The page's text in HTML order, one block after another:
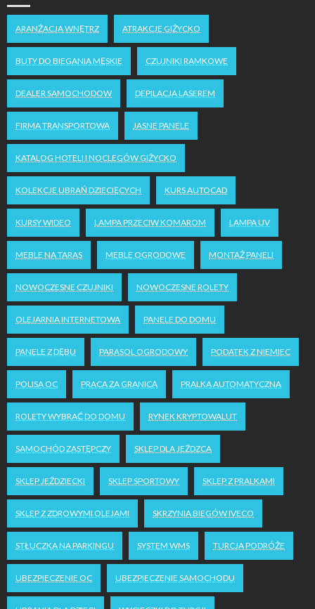
ARANŻACJA WNĘTRZ ATRAKCJE GIŻYCKO
BUTY DO BIEGANIA MĘSKIE CZUJNIKI RAMKOWE
DEALER SAMOCHODOW DEPILACJA LASEREM
FIRMA TRANSPORTOWA JASNE PANELE
KATALOG HOTELI I NOCLEGÓW GIŻYCKO
KOLEKCJE UBRAŃ DZIECIĘCYCH KURS AUTOCAD
KURSY WIDEO LAMPA PRZECIW KOMAROM LAMPA UV
MEBLE NA TARAS MEBLE OGRODOWE MONTAŻ PANELI
NOWOCZESNE CZUJNIKI NOWOCZESNE ROLETY
OLEJARNIA INTERNETOWA PANELE DO DOMU
PANELE Z DĘBU PARASOL OGRODOWY PODATEK Z NIEMIEC
POLISA OC PRACA ZA GRANICĄ PRALKA AUTOMATYCZNA
ROLETY WYBRAĆ DO DOMU RYNEK KRYPTOWALUT
SAMOCHÓD ZASTĘPCZY SKLEP DLA JEŹDZCA
SKLEP JEŹDZIECKI SKLEP SPORTOWY SKLEP Z PRALKAMI
SKLEP Z ZDROWYMI OLEJAMI SKRZYNIA BIEGÓW IVECO
STŁUCZKA NA PARKINGU SYSTEM WMS TURCJA PODRÓŻE
UBEZPIECZENIE OC UBEZPIECZENIE SAMOCHODU